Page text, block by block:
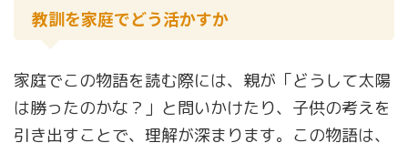
教訓を家庭でどう活かすか
家庭でこの物語を読む際には、親が「どうして太陽
は勝ったのかな？」と問いかけたり、子供の考えを
引き出すことで、理解が深まります。この物語は、